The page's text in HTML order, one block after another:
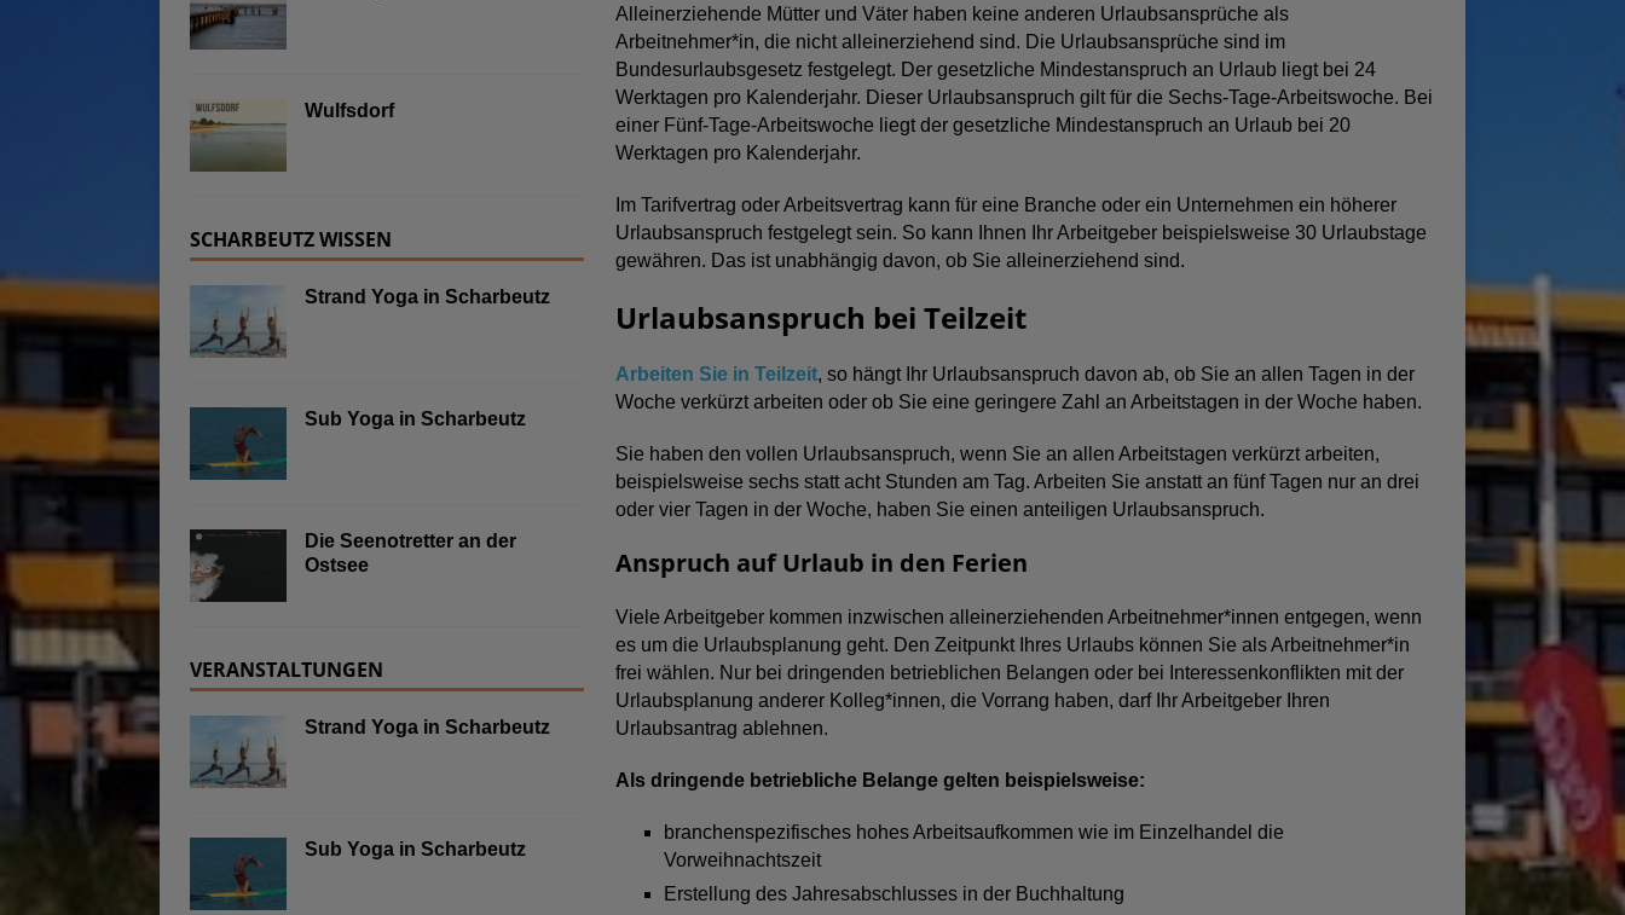
Alleinerziehende Mütter und Väter haben keine anderen Urlaubsansprüche als
Arbeitnehmer*in, die nicht alleinerziehend sind. Die Urlaubsansprüche sind im
Bundesurlaubsgesetz festgelegt. Der gesetzliche Mindestanspruch an Urlaub liegt bei 24
Werktagen pro Kalenderjahr. Dieser Urlaubsanspruch gilt für die Sechs-Tage-Arbeitswoche. Bei
einer Fünf-Tage-Arbeitswoche liegt der gesetzliche Mindestanspruch an Urlaub bei 20
Werktagen pro Kalenderjahr.
Im Tarifvertrag oder Arbeitsvertrag kann für eine Branche oder ein Unternehmen ein höherer
Urlaubsanspruch festgelegt sein. So kann Ihnen Ihr Arbeitgeber beispielsweise 30 Urlaubstage
gewähren. Das ist unabhängig davon, ob Sie alleinerziehend sind.
Urlaubsanspruch bei Teilzeit
Arbeiten Sie in Teilzeit, so hängt Ihr Urlaubsanspruch davon ab, ob Sie an allen Tagen in der
Woche verkürzt arbeiten oder ob Sie eine geringere Zahl an Arbeitstagen in der Woche haben.
Sie haben den vollen Urlaubsanspruch, wenn Sie an allen Arbeitstagen verkürzt arbeiten,
beispielsweise sechs statt acht Stunden am Tag. Arbeiten Sie anstatt an fünf Tagen nur an drei
oder vier Tagen in der Woche, haben Sie einen anteiligen Urlaubsanspruch.
Anspruch auf Urlaub in den Ferien
Viele Arbeitgeber kommen inzwischen alleinerziehenden Arbeitnehmer*innen entgegen, wenn
es um die Urlaubsplanung geht. Den Zeitpunkt Ihres Urlaubs können Sie als Arbeitnehmer*in
frei wählen. Nur bei dringenden betrieblichen Belangen oder bei Interessenkonflikten mit der
Urlaubsplanung anderer Kolleg*innen, die Vorrang haben, darf Ihr Arbeitgeber Ihren
Urlaubsantrag ablehnen.
Als dringende betriebliche Belange gelten beispielsweise:
branchenspezifisches hohes Arbeitsaufkommen wie im Einzelhandel die
Vorweihnachtszeit
Erstellung des Jahresabschlusses in der Buchhaltung
Wulfsdorf
SCHARBEUTZ WISSEN
Strand Yoga in Scharbeutz
Sub Yoga in Scharbeutz
Die Seenotretter an der
Ostsee
VERANSTALTUNGEN
Strand Yoga in Scharbeutz
Sub Yoga in Scharbeutz